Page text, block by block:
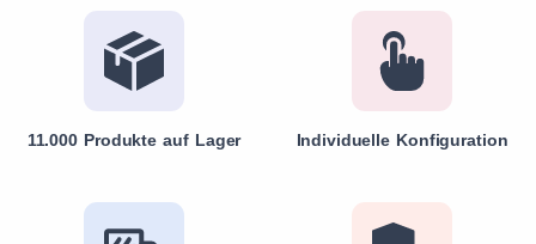
11.000 Produkte auf Lager Individuelle Konfiguration